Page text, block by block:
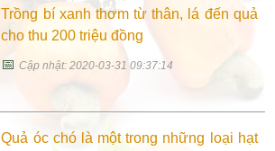
Trồng bí xanh thơm từ thân, lá đến quả
cho thu 200 triệu đồng
📅Cập nhật: 2020-03-31 09:37:14
Quả óc chó là một trong những loại hạt